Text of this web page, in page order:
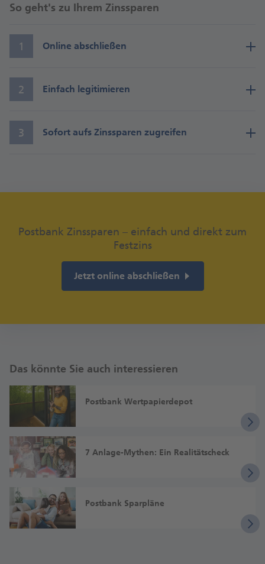
Bestehendes Guthaben
Bestehendes Guthaben
72 Monate
So geht's zu Ihrem Zinssparen
1 Online abschließen
Minuten den Online-Antrag ausfüllen.
2 Einfach legitimieren
oder Smartphone von 7:00 bis 22:00 Uhr.
3 Sofort aufs Zinssparen zugreifen
Postbank Zinssparen – einfach und direkt zum
Festzins
Jetzt online abschließen
Das könnte Sie auch interessieren
Postbank Wert­papier­depot
7 Anlage-My­then: Ein Rea­li­täts­check
Postbank Sparpläne